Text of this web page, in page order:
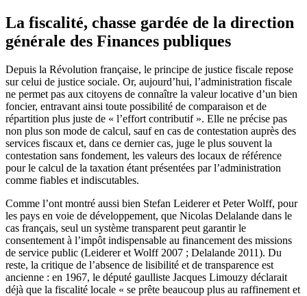
La fiscalité, chasse gardée de la direction
générale des Finances publiques
Depuis la Révolution française, le principe de justice fiscale repose
sur celui de justice sociale. Or, aujourd’hui, l’administration fiscale
ne permet pas aux citoyens de connaître la valeur locative d’un bien
foncier, entravant ainsi toute possibilité de comparaison et de
répartition plus juste de « l’effort contributif ». Elle ne précise pas
non plus son mode de calcul, sauf en cas de contestation auprès des
services fiscaux et, dans ce dernier cas, juge le plus souvent la
contestation sans fondement, les valeurs des locaux de référence
pour le calcul de la taxation étant présentées par l’administration
comme fiables et indiscutables.
Comme l’ont montré aussi bien Stefan Leiderer et Peter Wolff, pour
les pays en voie de développement, que Nicolas Delalande dans le
cas français, seul un système transparent peut garantir le
consentement à l’impôt indispensable au financement des missions
de service public (Leiderer et Wolff 2007 ; Delalande 2011). Du
reste, la critique de l’absence de lisibilité et de transparence est
ancienne : en 1967, le député gaulliste Jacques Limouzy déclarait
déjà que la fiscalité locale « se prête beaucoup plus au raffinement et